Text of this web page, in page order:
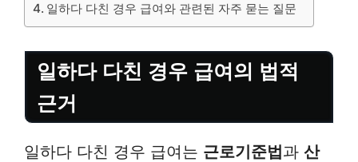
일하다 다친 경우 급여와 관련된 자주 묻는 질문
일하다 다친 경우 급여의 법적
근거
일하다 다친 경우 급여는 근로기준법과 산